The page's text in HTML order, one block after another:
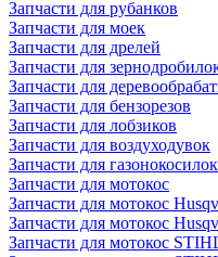
Запчасти для рубанков
Запчасти для моек
Запчасти для дрелей
Запчасти для
Запчасти для
Запчасти для бензорезов
Запчасти для лобзиков
Запчасти для воздуходувок
Запчасти для газонокосилок
Запчасти для мотокос
Запчасти для мотокос
Запчасти для мотокос
Запчасти для мотокос